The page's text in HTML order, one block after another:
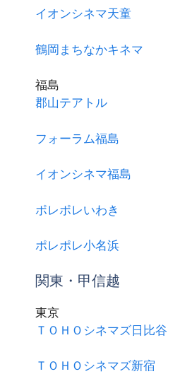
イオンシネマ天童
鶴岡まちなかキネマ
福島
郡山テアトル
フォーラム福島
イオンシネマ福島
ポレポレいわき
ポレポレ小名浜
関東・甲信越
東京
ＴＯＨＯシネマズ日比谷
ＴＯＨＯシネマズ新宿